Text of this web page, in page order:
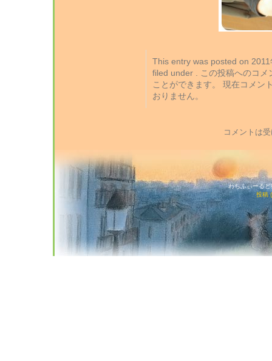
This entry was posted on
filed under . この投稿へのコ
ことができます。 現在コメン
おりません。
コメントは
わちふぃーる
投稿